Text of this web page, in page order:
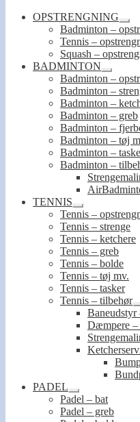
OPSTRENGNING
Badminton –
Tennis –
Squash –
BADMINTON
Udfold
Badminton –
Badminton –
Badminton –
Badminton – greb
Badminton –
Badminton – tøj
Badminton –
Badminton –
TENNIS
Udfold
undermenu
Tennis –
Tennis – strenge
Tennis – ketchere
Tennis – greb
Tennis – bolde
Tennis – tøj mv.
Tennis – tasker
Tennis – tilbehør
Baneudstyr
Dæmpere –
PADEL
Udfold
undermenu
Padel – bat
Padel – greb